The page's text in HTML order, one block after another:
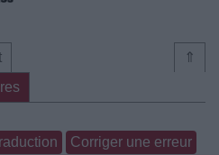
⇑
Corriger une erreur